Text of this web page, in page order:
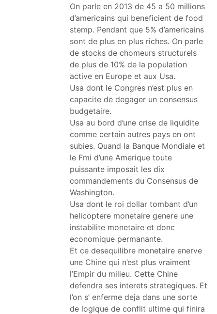
On parle en 2013 de 45 a 50 millions
d’americains qui beneficient de food
stemp. Pendant que 5% d’americains
sont de plus en plus riches. On parle
de stocks de chomeurs structurels
de plus de 10% de la population
active en Europe et aux Usa.
Usa dont le Congres n’est plus en
capacite de degager un consensus
budgetaire.
Usa au bord d’une crise de liquidite
comme certain autres pays en ont
subies. Quand la Banque Mondiale et
le Fmi d’une Amerique toute
puissante imposait les dix
commandements du Consensus de
Washington.
Usa dont le roi dollar tombant d’un
helicoptere monetaire genere une
instabilite monetaire et donc
economique permanante.
Et ce desequilibre monetaire enerve
une Chine qui n’est plus vraiment
l’Empir du milieu. Cette Chine
defendra ses interets strategiques. Et
l’on s’ enferme deja dans une sorte
de logique de conflit ultime qui finira